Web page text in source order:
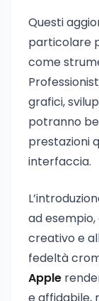
Questi
particolare
come
grafici,
potranno
prestazioni
interfaccia.
ad
creativo e
fedeltà
Apple